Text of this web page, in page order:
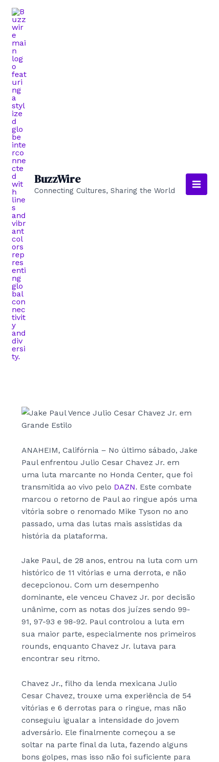
Skip
content
BuzzWire
Connecting Cultures, Sharing the World
Main
ANAHEIM, Califórnia – No último sábado, Jake
Paul enfrentou Julio Cesar Chavez Jr. em
uma luta marcante no Honda Center, que foi
transmitida ao vivo pelo DAZN. Este combate
marcou o retorno de Paul ao ringue após uma
vitória sobre o renomado Mike Tyson no ano
passado, uma das lutas mais assistidas da
história da plataforma.
Jake Paul, de 28 anos, entrou na luta com um
histórico de 11 vitórias e uma derrota, e não
decepcionou. Com um desempenho
dominante, ele venceu Chavez Jr. por decisão
unânime, com as notas dos juízes sendo 99-
91, 97-93 e 98-92. Paul controlou a luta em
sua maior parte, especialmente nos primeiros
rounds, enquanto Chavez Jr. lutava para
encontrar seu ritmo.
Chavez Jr., filho da lenda mexicana Julio
Cesar Chavez, trouxe uma experiência de 54
vitórias e 6 derrotas para o ringue, mas não
conseguiu igualar a intensidade do jovem
adversário. Ele finalmente começou a se
soltar na parte final da luta, fazendo alguns
bons golpes, mas isso não foi suficiente para